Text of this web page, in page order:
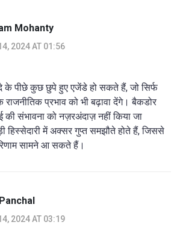
Mohanty
2024 AT 01:56
के पीछे कुछ छुपे हुए एजेंडे हो सकते हैं, जो सिर्फ
राजनीतिक प्रभाव को भी बढ़ावा देंगे। बैकडोर
की संभावना को नज़रअंदाज़ नहीं किया जा
हिस्सेदारी में अक्सर गुप्त समझौते होते हैं, जिससे
सामने आ सकते हैं।
2024 AT 03:19